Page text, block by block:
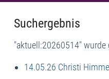
Suchergebnis
"aktuell:20260514" wurde
14.05.26 Christi